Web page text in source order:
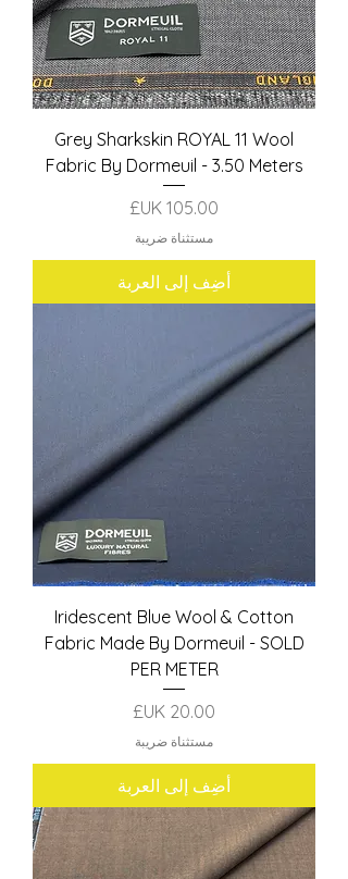
Grey Sharkskin ROYAL 11 Wool
Fabric By Dormeuil - 3.50 Meters
السعر
مستثناة ضريبة
أضِف إلى العربة
Iridescent Blue Wool & Cotton
Fabric Made By Dormeuil - SOLD
PER METER
السعر
مستثناة ضريبة
أضِف إلى العربة